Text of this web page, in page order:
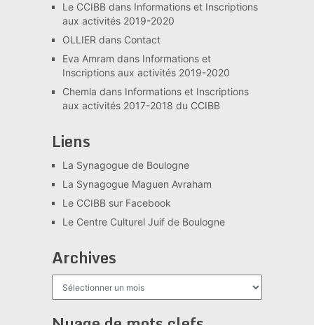
Le CCIBBdans Informations et Inscriptions
aux activités 2019-2020
OLLIER dans Contact
Eva Amram dans Informations et
Inscriptions aux activités 2019-2020
Chemla dans Informations et Inscriptions
aux activités 2017-2018 du CCIBB
Liens
La Synagogue de Boulogne
La Synagogue Maguen Avraham
Le CCIBB sur Facebook
Le Centre Culturel Juif de Boulogne
Archives